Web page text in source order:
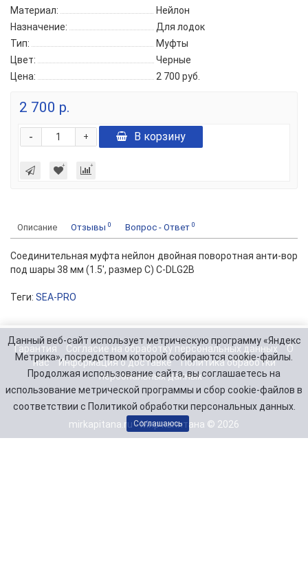
Материал:
Нейлон
Назначение:
Для лодок
Тип:
Муфты
Цвет:
Черные
Цена:
2 700 руб.
2 700 р.
+
- В корзину
Описание Отзывы 0 Вопрос - Ответ 0
Соединительная муфта нейлон двойная поворотная анти-вор
под шары 38 мм (1.5', размер C) C-DLG2В
Теги: SEA-PRO
Гарантия Согласие на обработку персональных данных
О
нас
Информация о доставке
Политика обработки
персональных данных
mirkapitana.ru - Мир капитана © 2026
Данный веб-сайт использует метрическую программу «Яндекс
Метрика», посредством которой собираются cookie-файлы.
Продолжая использование сайта, вы соглашаетесь на
использование метрической программы и сбор cookie-файлов в
соответствии с Политикой обработки персональных данных.
Соглашаюсь